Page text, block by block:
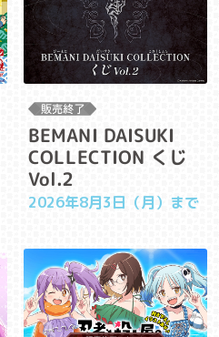
BEMANI DAISUKI
COLLECTION くじ
Vol.2
2026年8月3日（月）まで